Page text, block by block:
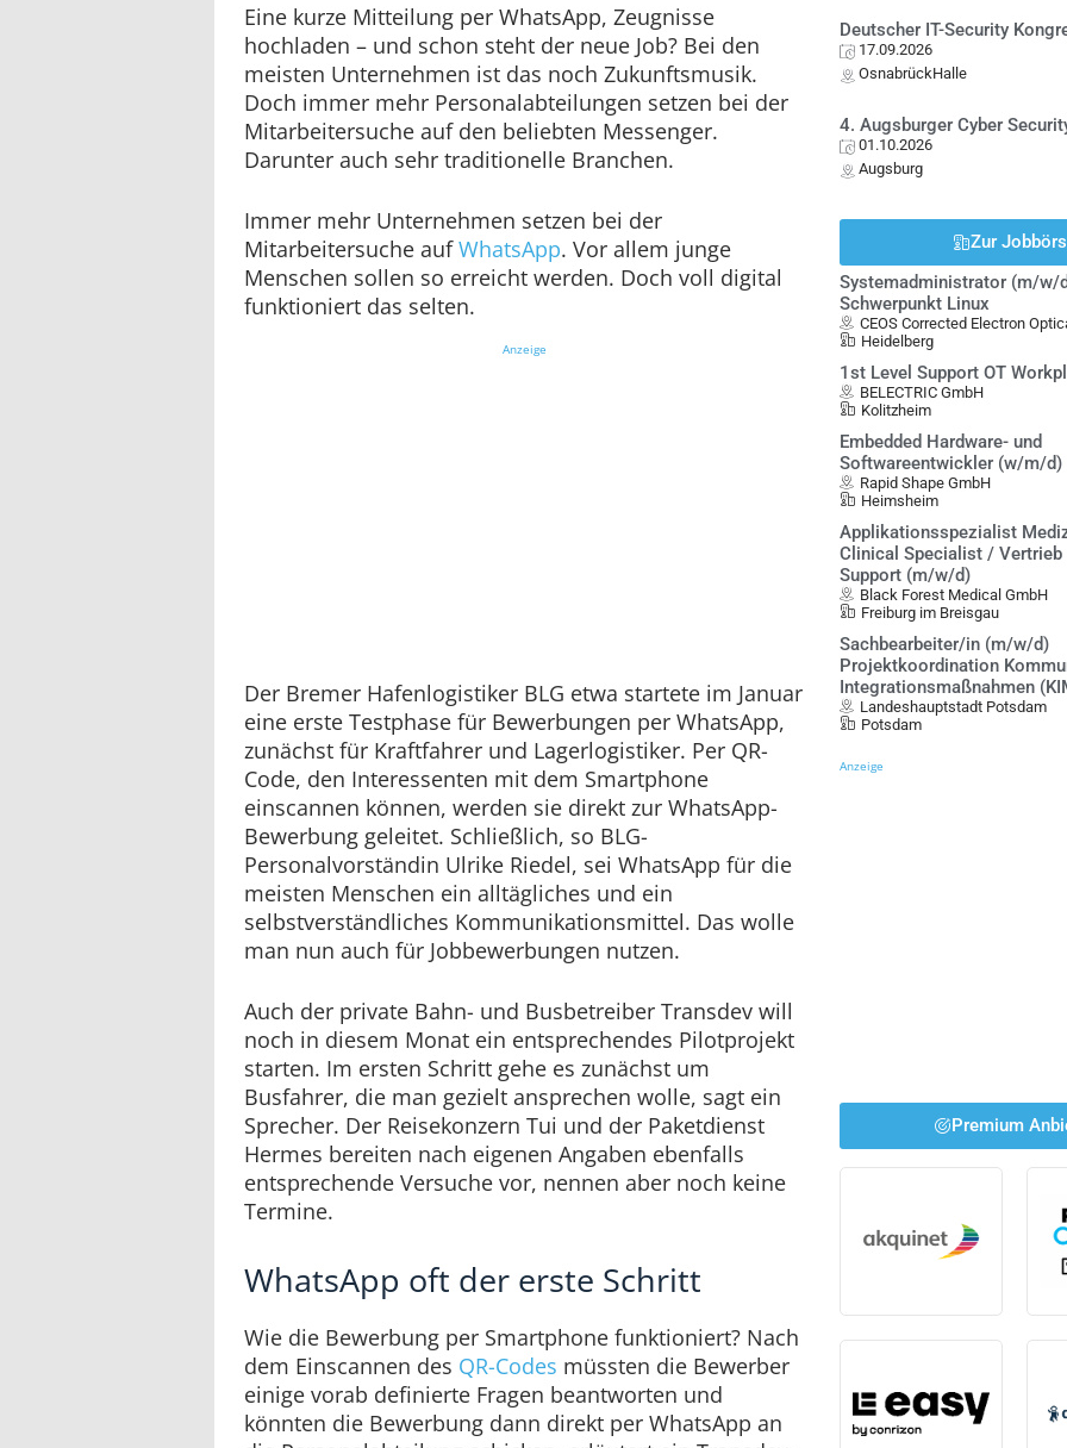
Eine kurze Mitteilung per WhatsApp, Zeugnisse
hochladen – und schon steht der neue Job? Bei den
meisten Unternehmen ist das noch Zukunftsmusik.
Doch immer mehr Personalabteilungen setzen bei der
Mitarbeitersuche auf den beliebten Messenger.
Darunter auch sehr traditionelle Branchen.
Immer mehr Unternehmen setzen bei der
Mitarbeitersuche aufWhatsApp. Vor allem junge
Menschen sollen so erreicht werden. Doch voll digital
funktioniert das selten.
Anzeige
Der Bremer Hafenlogistiker BLG etwa startete im Januar
eine erste Testphase für Bewerbungen per WhatsApp,
zunächst für Kraftfahrer und Lagerlogistiker. Per QR-
Code, den Interessenten mit dem Smartphone
einscannen können, werden sie direkt zur WhatsApp-
Bewerbung geleitet. Schließlich, so BLG-
Personalvorständin Ulrike Riedel, sei WhatsApp für die
meisten Menschen ein alltägliches und ein
selbstverständliches Kommunikationsmittel. Das wolle
man nun auch für Jobbewerbungen nutzen.
Auch der private Bahn- und Busbetreiber Transdev will
noch in diesem Monat ein entsprechendes Pilotprojekt
starten. Im ersten Schritt gehe es zunächst um
Busfahrer, die man gezielt ansprechen wolle, sagt ein
Sprecher. Der Reisekonzern Tui und der Paketdienst
Hermes bereiten nach eigenen Angaben ebenfalls
entsprechende Versuche vor, nennen aber noch keine
Termine.
WhatsApp oft der erste Schritt
Wie die Bewerbung per Smartphone funktioniert? Nach
dem Einscannen des QR-Codes müssten die Bewerber
einige vorab definierte Fragen beantworten und
könnten die Bewerbung dann direkt per WhatsApp an
Deutscher IT-Security
17.09.2026
OsnabrückHalle
4. Augsburger Cyber
01.10.2026
Augsburg
Zur
Systemadministrator (m/w/
Schwerpunkt Linux
CEOS Corrected Electron
Heidelberg
1st Level Support OT
BELECTRIC GmbH
Kolitzheim
Embedded Hardware- und
Softwareentwickler (w/m/d)
Rapid Shape GmbH
Heimsheim
Applikationsspezialist
Clinical Specialist / Vertrieb
Support (m/w/d)
Black Forest Medical GmbH
Freiburg im Breisgau
Sachbearbeiter/in (m/w/d)
Projektkoordination
Integrationsmaßnahmen
Landeshauptstadt Potsdam
Potsdam
Anzeige
Premium